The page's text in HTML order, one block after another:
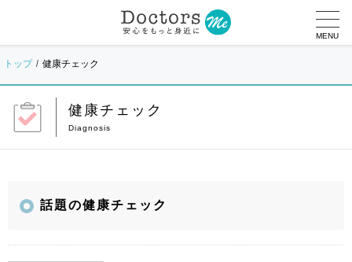
MENU
トップ 健康チェック
健康チェック
話題の健康チェック